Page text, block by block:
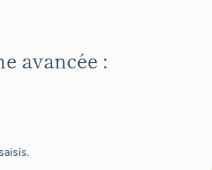
avancée :